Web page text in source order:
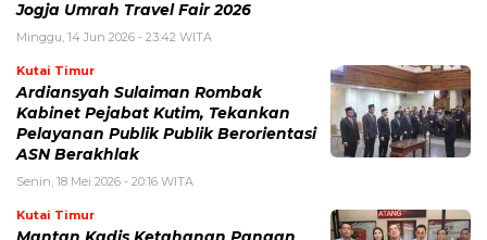
Jogja Umrah Travel Fair 2026
Minggu, 14 Jun 2026 - 23:42 WITA
Kutai Timur
Ardiansyah Sulaiman Rombak
Kabinet Pejabat Kutim, Tekankan
Pelayanan Publik Publik Berorientasi
ASN Berakhlak
Senin, 18 Mei 2026 - 20:16 WITA
Kutai Timur